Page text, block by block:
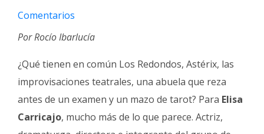
Comentarios
Por Rocío Ibarlucía
¿Qué tienen en común Los Redondos, Astérix, las
improvisaciones teatrales, una abuela que reza
antes de un examen y un mazo de tarot? Para Elisa
Carricajo, mucho más de lo que parece. Actriz,